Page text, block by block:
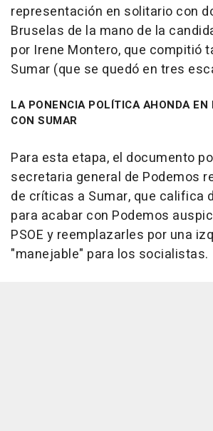
representación en solitario con
Bruselas de la mano de la
por Irene Montero, que compitió
Sumar (que se quedó en tres
LA PONENCIA POLÍTICA AHONDA EN
CON SUMAR
Para esta etapa, el documento
secretaria general de Podemos
de críticas a Sumar, que califica
para acabar con Podemos
PSOE y reemplazarles por una
"manejable" para los socialistas.